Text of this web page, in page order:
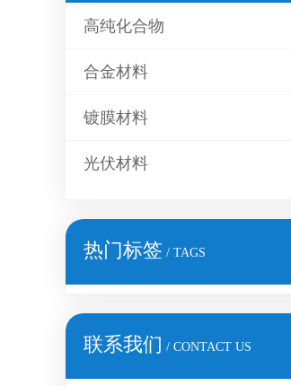
高纯化合物
合金材料
镀膜材料
光伏材料
热门标签 / TAGS
联系我们 / CONTACT US